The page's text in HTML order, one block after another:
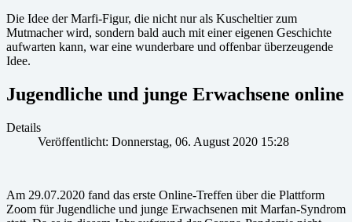
Die Idee der Marfi-Figur, die nicht nur als Kuscheltier zum
Mutmacher wird, sondern bald auch mit einer eigenen Geschichte
aufwarten kann, war eine wunderbare und offenbar überzeugende
Idee.
Jugendliche und junge Erwachsene online
Details
Veröffentlicht: Donnerstag, 06. August 2020 15:28
Am 29.07.2020 fand das erste Online-Treffen über die Plattform
Zoom für Jugendliche und junge Erwachsenen mit Marfan-Syndrom